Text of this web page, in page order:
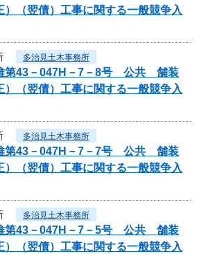
）（翌債）工事に関する一般競争入
多治見土木事務所
第43－047H－7－8号 公共 舗装
）（翌債）工事に関する一般競争入
多治見土木事務所
第43－047H－7－7号 公共 舗装
）（翌債）工事に関する一般競争入
多治見土木事務所
第43－047H－7－5号 公共 舗装
）（翌債）工事に関する一般競争入